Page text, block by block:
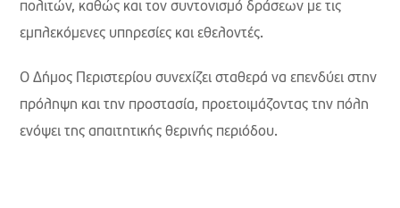
πολιτών, καθώς και τον συντονισμό δράσεων με τις
εμπλεκόμενες υπηρεσίες και εθελοντές.
Ο Δήμος Περιστερίου συνεχίζει σταθερά να επενδύει στην
πρόληψη και την προστασία, προετοιμάζοντας την πόλη
ενόψει της απαιτητικής θερινής περιόδου.